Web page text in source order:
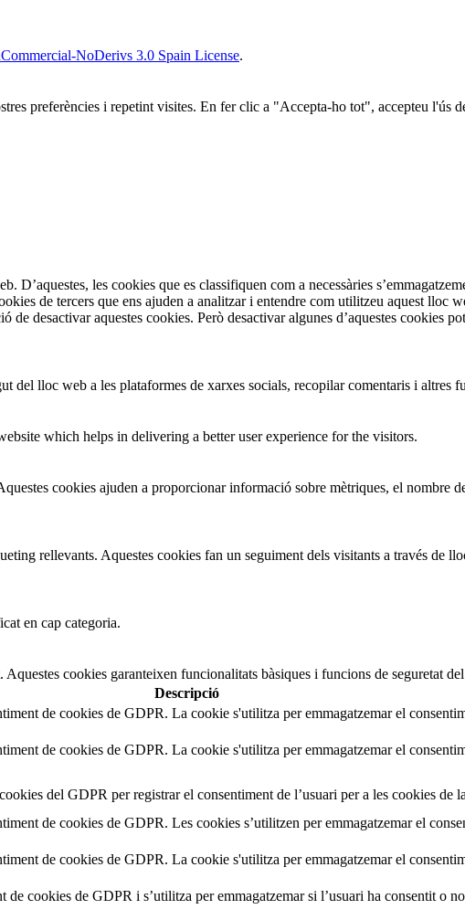
NoDerivs 3.0 Spain License.
preferències i repetint visites. En fer clic a "Accepta-ho tot", accepteu l'ús
les cookies que es classifiquen com a necessàries
de tercers que ens ajuden a analitzar i entendre com utilitzeu aquest lloc
desactivar aquestes cookies. Però desactivar algunes d’aquestes cookies
lloc web a les plataformes de xarxes socials, recopilar comentaris i altres
which helps in delivering a better user experience for the visitors.
cookies ajuden a proporcionar informació sobre mètriques, el nombre
rellevants. Aquestes cookies fan un seguiment dels visitants a través de
en cap categoria.
cookies garanteixen funcionalitats bàsiques i funcions de seguretat
Descripció
de cookies de GDPR. La cookie s'utilitza per emmagatzemar el
de cookies de GDPR. La cookie s'utilitza per emmagatzemar el
del GDPR per registrar el consentiment de l’usuari per a les cookies de
de cookies de GDPR. Les cookies s’utilitzen per emmagatzemar el
de cookies de GDPR. La cookie s'utilitza per emmagatzemar el
cookies de GDPR i s’utilitza per emmagatzemar si l’usuari ha consentit o